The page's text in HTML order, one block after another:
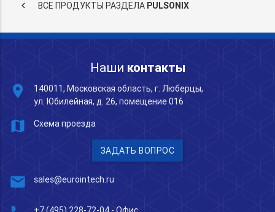
keyboard_arrow_left ВСЕ ПРОДУКТЫ РАЗДЕЛА PULSONIX
Наши контакты
place
140011, Московская область, г. Люберцы,
ул. Юбилейная, д. 26, помещение 016
map Схема проезда
ЗАДАТЬ ВОПРОС
mail sales@eurointech.ru